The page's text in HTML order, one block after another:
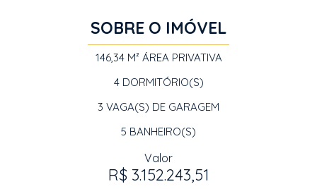
SOBRE O IMÓVEL
146,34 M² ÁREA PRIVATIVA
4DORMITÓRIO(S)
3 VAGA(S) DE GARAGEM
5 BANHEIRO(S)
Valor
R$ 3.152.243,51